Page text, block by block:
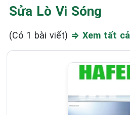
Sửa Lò Vi Sóng
(Có 1 bài viết) ⇒ Xem tất cả